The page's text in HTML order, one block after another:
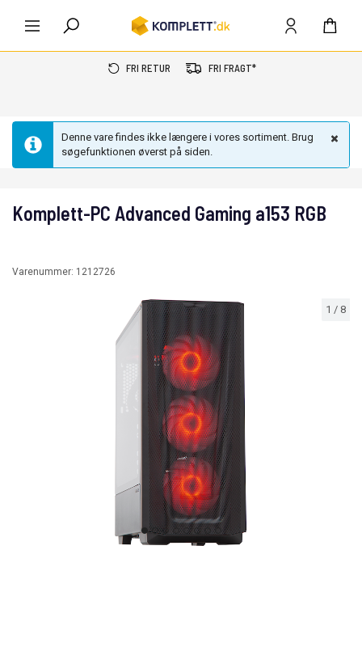
FRI RETUR FRI FRAGT*
Denne vare findes ikke længere i vores sortiment. Brug
søgefunktionen øverst på siden.
1 / 8
Komplett-PC Advanced Gaming a153 RGB
Varenummer: 1212726